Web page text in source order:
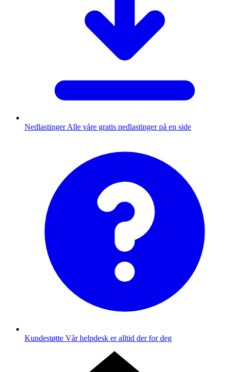
Nedlastinger Alle våre gratis nedlastinger på en side
Kundestøtte Vår helpdesk er alltid der for deg